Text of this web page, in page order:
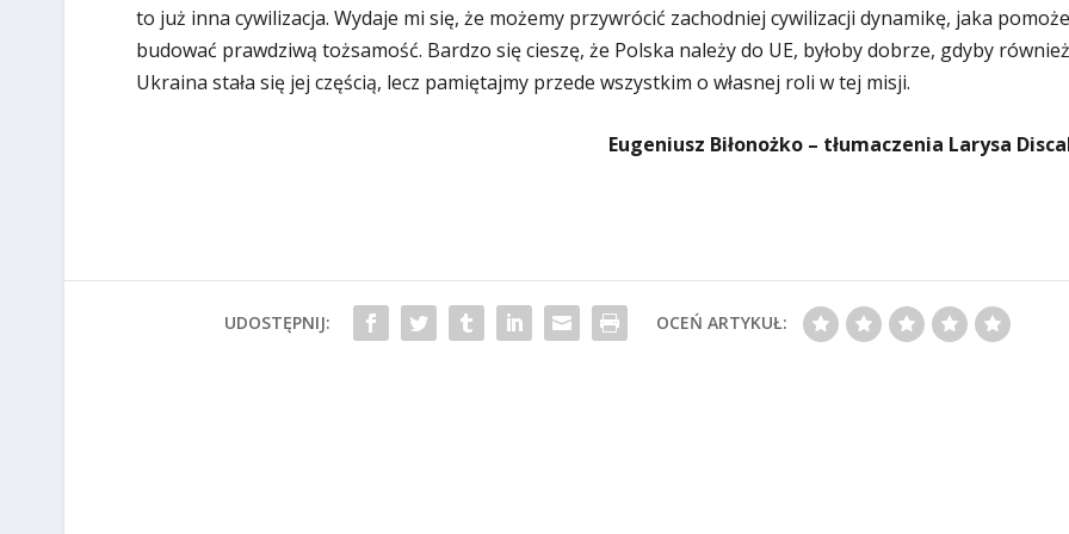
to już inna cywilizacja. Wydaje mi się, że możemy przywrócić zachodniej cywilizacji dynamikę, jaka pomoże
budować prawdziwą tożsamość. Bardzo się cieszę, że Polska należy do UE, byłoby dobrze, gdyby również
Ukraina stała się jej częścią, lecz pamiętajmy przede wszystkim o własnej roli w tej misji.
Eugeniusz Biłonożko – tłumaczenia Larysa
UDOSTĘPNIJ: OCEŃ ARTYKUŁ: